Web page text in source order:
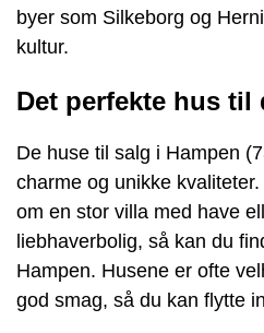
byer som Silkeborg og
kultur.
Det perfekte hus til
De huse til salg i Hampen
charme og unikke
om en stor villa med have
liebhaverbolig, så kan du
Hampen. Husene er ofte
god smag, så du kan flytte